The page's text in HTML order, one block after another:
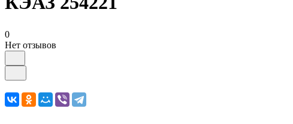
0
Нет отзывов